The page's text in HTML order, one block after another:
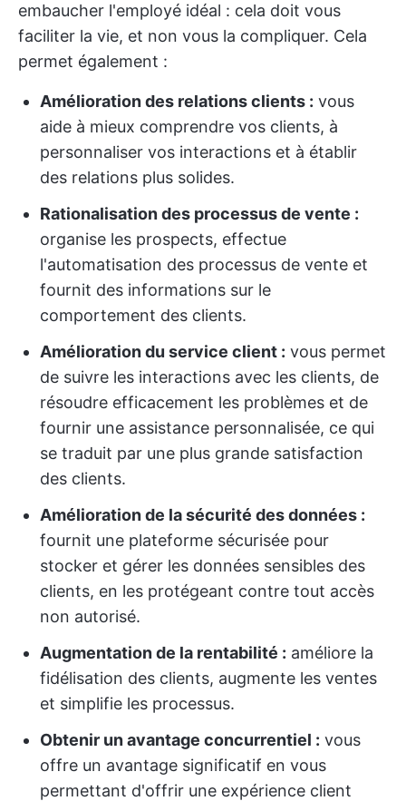
embaucher l'employé idéal : cela doit vous
faciliter la vie, et non vous la compliquer. Cela
permet également :
Amélioration des relations clients : vous
aide à mieux comprendre vos clients, à
personnaliser vos interactions et à établir
des relations plus solides.
Rationalisation des processus de vente :
organise les prospects, effectue
l'automatisation des processus de vente et
fournit des informations sur le
comportement des clients.
Amélioration du service client : vous permet
de suivre les interactions avec les clients, de
résoudre efficacement les problèmes et de
fournir une assistance personnalisée, ce qui
se traduit par une plus grande satisfaction
des clients.
Amélioration de la sécurité des données :
fournit une plateforme sécurisée pour
stocker et gérer les données sensibles des
clients, en les protégeant contre tout accès
non autorisé.
Augmentation de la rentabilité : améliore la
fidélisation des clients, augmente les ventes
et simplifie les processus.
Obtenir un avantage concurrentiel : vous
offre un avantage significatif en vous
permettant d'offrir une expérience client